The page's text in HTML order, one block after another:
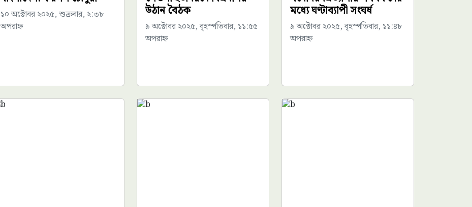
১০ অক্টোবর ২০২৫, শুক্রবার, ২:৩৮
অপরাহ্ন
উঠান বৈঠক
৯ অক্টোবর ২০২৫, বৃহস্পতিবার, ১১:৫৫
অপরাহ্ন
মধ্যে ঘণ্টাব্যাপী সংঘর্ষ
৯ অক্টোবর ২০২৫, বৃহস্পতিবার, ১১:৪৮
অপরাহ্ন